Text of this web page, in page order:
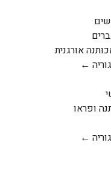
אורגנית
←
ופראו
←